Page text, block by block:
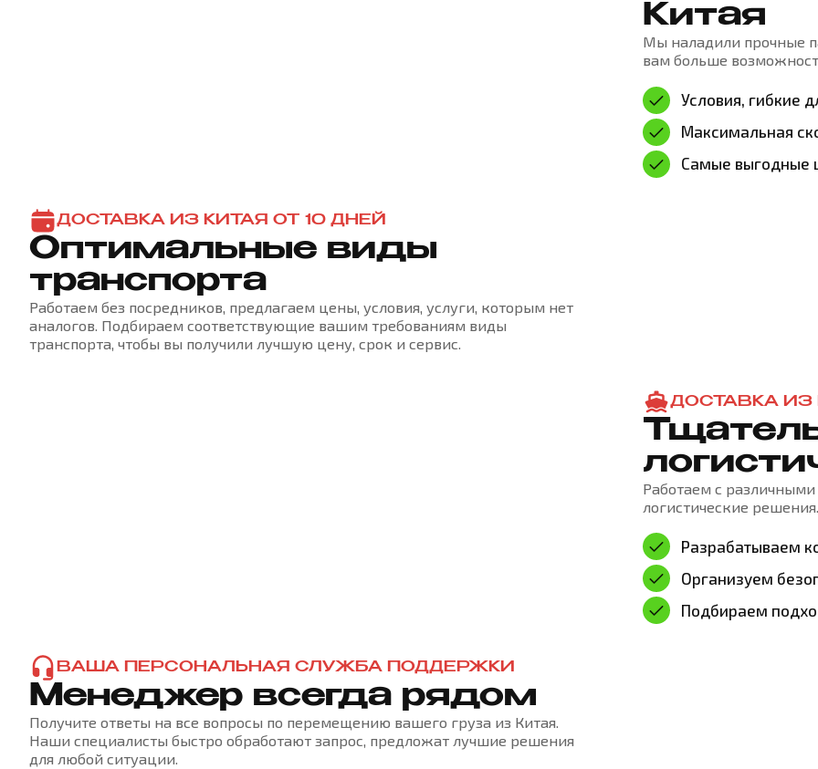
Китая
Мы наладили прочные
вам больше
Условия, гибкие
Максимальная
Самые выгодные
ДОСТАВКА ИЗ КИТАЯ ОТ 10 ДНЕЙ
Оптимальные виды
транспорта
Работаем без посредников, предлагаем цены, условия, услуги, которым нет
аналогов. Подбираем соответствующие вашим требованиям виды
транспорта, чтобы вы получили лучшую цену, срок и сервис.
ДОСТАВКА ИЗ
Работаем с
логистические решения.
Разрабатываем
Организуем
Подбираем
ВАША ПЕРСОНАЛЬНАЯ СЛУЖБА ПОДДЕРЖКИ
Менеджер всегда рядом
Получите ответы на все вопросы по перемещению вашего груза из Китая.
Наши специалисты быстро обработают запрос, предложат лучшие решения
для любой ситуации.